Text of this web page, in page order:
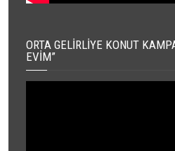
ORTA GELIRLIYE KONUT
EVIM”